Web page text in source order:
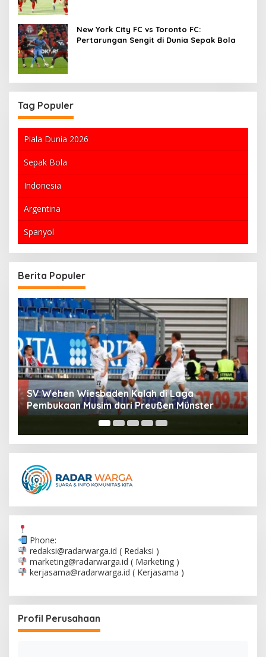
New York City FC vs Toronto FC:
Pertarungan Sengit di Dunia Sepak Bola
Tag Populer
Piala Dunia 2026
Sepak Bola
Indonesia
Argentina
Spanyol
Berita Populer
Samuele Ricci Dijual, Milan Incar Pemain Baru
untuk Mengisi Slot Midfielder
Phone:
redaksi@radarwarga.id ( Redaksi )
marketing@radarwarga.id ( Marketing )
kerjasama@radarwarga.id ( Kerjasama )
Profil Perusahaan